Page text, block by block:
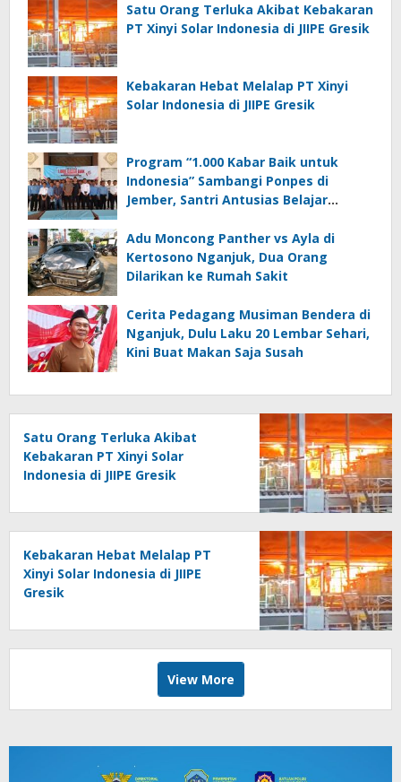
Satu Orang Terluka Akibat Kebakaran
PT Xinyi Solar Indonesia di JIIPE Gresik
Kebakaran Hebat Melalap PT Xinyi
Solar Indonesia di JIIPE Gresik
Program “1.000 Kabar Baik untuk
Indonesia” Sambangi Ponpes di
Jember, Santri Antusias Belajar
Adu Moncong Panther vs Ayla di
Kertosono Nganjuk, Dua Orang
Dilarikan ke Rumah Sakit
Cerita Pedagang Musiman Bendera di
Nganjuk, Dulu Laku 20 Lembar Sehari,
Kini Buat Makan Saja Susah
Satu Orang Terluka Akibat
Kebakaran PT Xinyi Solar
Indonesia di JIIPE Gresik
Kebakaran Hebat Melalap PT
Xinyi Solar Indonesia di JIIPE
Gresik
View More